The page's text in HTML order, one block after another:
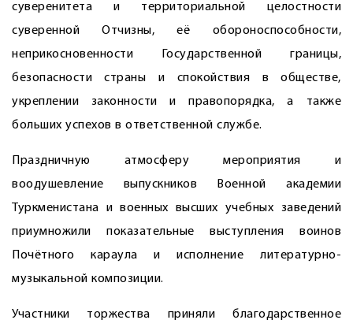
суверенитета и территориальной целостности
суверенной Отчизны, её обороноспособности,
неприкосновенности Государственной границы,
безопасности страны и спокойствия в обществе,
укреплении законности и правопорядка, а также
больших успехов в ответственной службе.
Праздничную атмосферу мероприятия и
воодушевление выпускников Военной академии
Туркменистана и военных высших учебных заведений
приумножили показательные выступ­ления воинов
Почётного караула и исполнение литературно-
музыкальной композиции.
Участники торжества приняли благодарственное